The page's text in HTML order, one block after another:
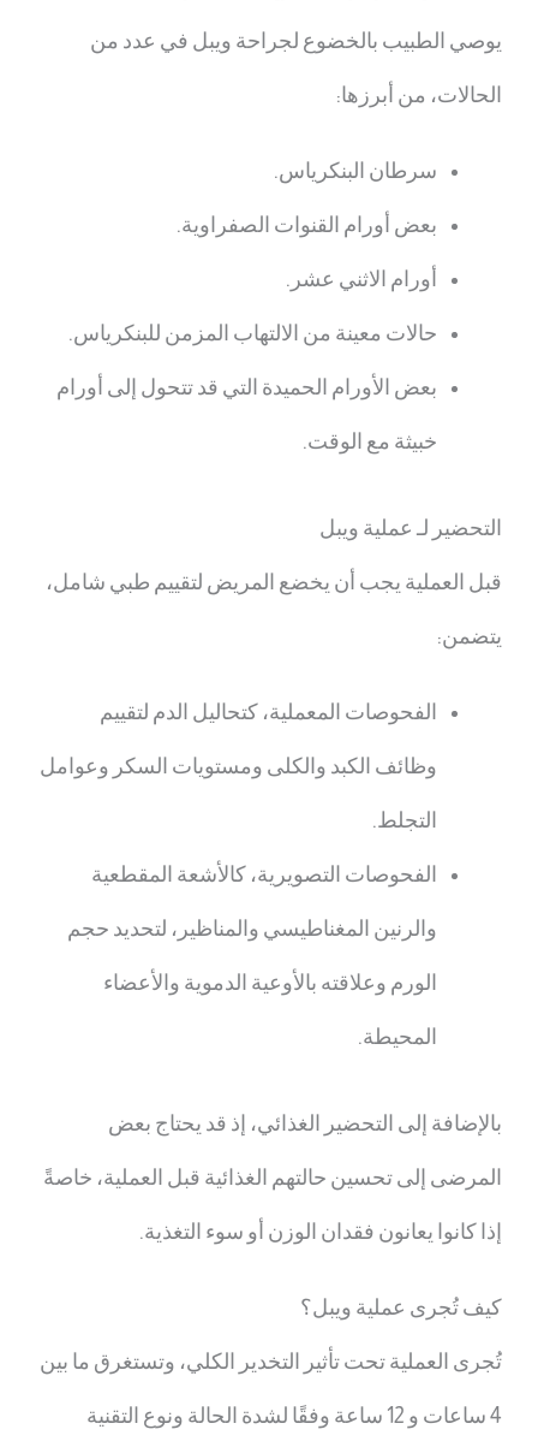
يوصي الطبيب بالخضوع لجراحة ويبل في عدد من
الحالات، من أبرزها:
سرطان البنكرياس.
بعض أورام القنوات الصفراوية.
أورام الاثني عشر.
حالات معينة من الالتهاب المزمن للبنكرياس.
بعض الأورام الحميدة التي قد تتحول إلى أورام
خبيثة مع الوقت.
التحضير لـ عملية ويبل
قبل العملية يجب أن يخضع المريض لتقييم طبي شامل،
يتضمن:
الفحوصات المعملية، كتحاليل الدم لتقييم
وظائف الكبد والكلى ومستويات السكر وعوامل
التجلط.
الفحوصات التصويرية، كالأشعة المقطعية
والرنين المغناطيسي والمناظير، لتحديد حجم
الورم وعلاقته بالأوعية الدموية والأعضاء
المحيطة.
بالإضافة إلى التحضير الغذائي، إذ قد يحتاج بعض
المرضى إلى تحسين حالتهم الغذائية قبل العملية، خاصةً
إذا كانوا يعانون فقدان الوزن أو سوء التغذية.
كيف تُجرى عملية ويبل؟
تُجرى العملية تحت تأثير التخدير الكلي، وتستغرق ما بين
4 ساعات و 12 ساعة وفقًا لشدة الحالة ونوع التقنية